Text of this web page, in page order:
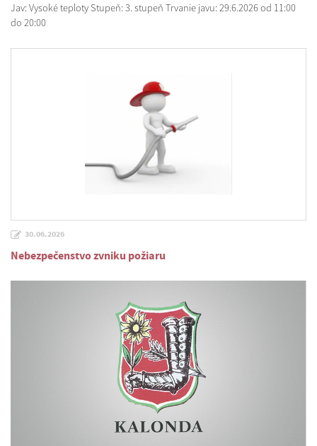
Jav: Vysoké teploty Stupeň: 3. stupeň Trvanie javu: 29.6.2026 od 11:00
do 20:00
30.06.2026
Nebezpečenstvo zvniku požiaru